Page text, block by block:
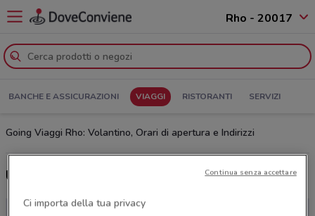
Rho - 20017
BANCHE E ASSICURAZIONI VIAGGI RISTORANTI SERVIZI
Going Viaggi Rho: Volantino, Orari di apertura e Indirizzi
Ultime offerte del volantino Going Viaggi
Ci importa della tua privacy
Continua senza accettare